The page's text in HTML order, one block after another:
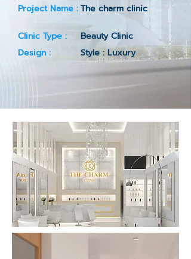
Project Name :The charm clinic
Clinic Type :
Beauty Clinic
Design :
Style : Luxury